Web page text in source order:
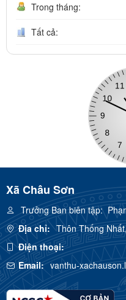
Trong tháng:
Tất cả:
Xã Châu Sơn
Trưởng Ban biên tập:
Địa chỉ: Thôn Thống
Điện thoại:
Email: vanthu-